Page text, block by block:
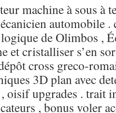
machine à sous à
automobile
de Olimbos ,
et cristalliser s’en
cross greco-
3D plan avec
oisif upgrades . trait
, bonus voler